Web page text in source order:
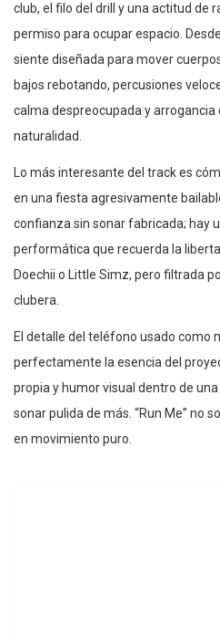
club, el filo del drill y una actitud de
permiso para ocupar espacio.
siente diseñada para mover
bajos rebotando, percusiones
calma despreocupada y
naturalidad.
Lo más interesante del track es
en una fiesta agresivamente
confianza sin sonar fabricada; hay
performática que recuerda la
Doechii o Little Simz, pero filtrada
clubera.
El detalle del teléfono usado como
perfectamente la esencia del
propia y humor visual dentro de
sonar pulida de más. “Run Me” no
en movimiento puro.